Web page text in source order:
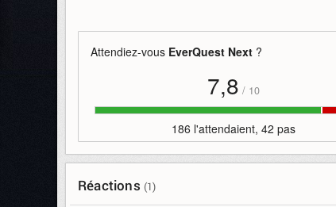
Attendiez-vous EverQuest Next ?
7,8 / 10
186 l'attendaient, 42 pas
Réactions (1)